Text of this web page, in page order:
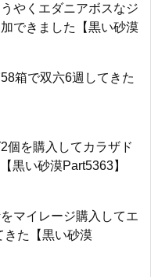
やくエダニアボスなジ
できました【黒い砂漠
箱で双六6週してきた
個を購入してカラザド
黒い砂漠Part5363】
マイレージ購入してエ
きた【黒い砂漠